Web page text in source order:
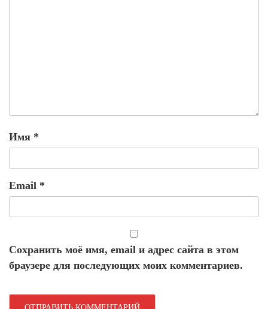
Имя *
Email *
Сохранить моё имя, email и адрес сайта в этом
браузере для последующих моих комментариев.